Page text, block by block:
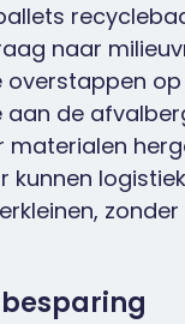
naar
overstappen
de
kunnen